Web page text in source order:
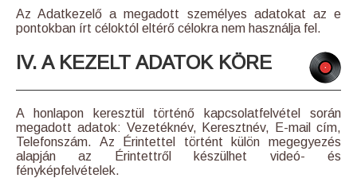
Az Adatkezelő a megadott személyes adatokat az e
pontokban írt céloktól eltérő célokra nem használja fel.
IV. A KEZELT ADATOK KÖRE
A honlapon keresztül történő kapcsolatfelvétel során
megadott adatok: Vezetéknév, Keresztnév, E-mail cím,
Telefonszám. Az Érintettel történt külön megegyezés
alapján az Érintettről készülhet videó- és
fényképfelvételek.